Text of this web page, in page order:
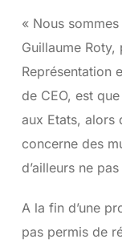
« Nous
Guillaume
Représentation
de CEO, est
aux Etats, alors
concerne des
d’ailleurs ne
A la fin d’une
pas permis de